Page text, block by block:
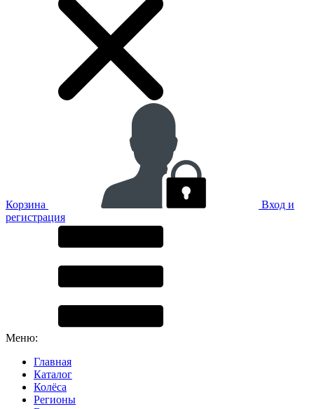
Корзина
Вход и
регистрация
Меню:
Главная
Каталог
Колёса
Регионы